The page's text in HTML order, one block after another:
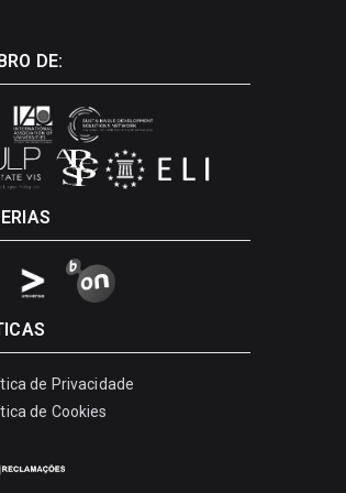
DE:
de Privacidade
de Cookies